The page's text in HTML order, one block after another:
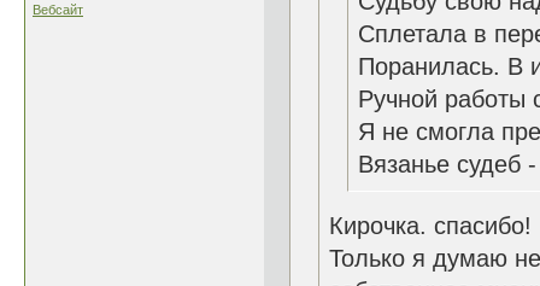
Вебсайт
Сплетала в
Поранилась. В
Ручной работы
Я не смогла
Вязанье судеб
Кирочка. спасибо!
Только я думаю